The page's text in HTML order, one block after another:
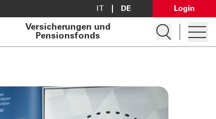
IT DE
Open
Versicherungen und
Pensionsfonds
Suche öffnen
Darlehen anfragen
Filialsuche